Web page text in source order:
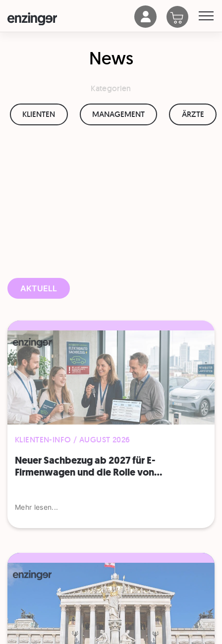
News
Kategorien
KLIENTEN MANAGEMENT ÄRZTE
AKTUELL
KLIENTEN-INFO / AUGUST 2026
Neuer Sachbezug ab 2027 für E-
Firmenwagen und die Rolle von...
Mehr lesen...